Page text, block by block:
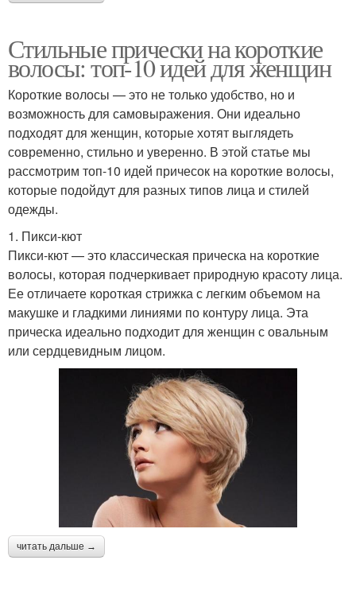
Стильные прически на короткие
волосы: топ-10 идей для женщин
Короткие волосы — это не только удобство, но и
возможность для самовыражения. Они идеально
подходят для женщин, которые хотят выглядеть
современно, стильно и уверенно. В этой статье мы
рассмотрим топ-10 идей причесок на короткие волосы,
которые подойдут для разных типов лица и стилей
одежды.
1. Пикси-кют
Пикси-кют — это классическая прическа на короткие
волосы, которая подчеркивает природную красоту лица.
Ее отличаете короткая стрижка с легким объемом на
макушке и гладкими линиями по контуру лица. Эта
прическа идеально подходит для женщин с овальным
или сердцевидным лицом.
читать дальше →